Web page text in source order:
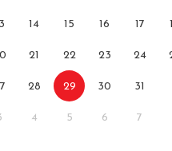
14 15 16 17
21 22 23 24
28 29 30 31
4 5 6 7